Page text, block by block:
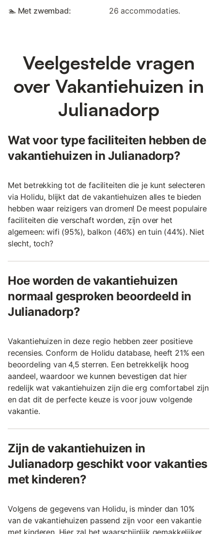
🏊 Met zwembad: 26 accommodaties.
Veelgestelde vragen
over Vakantiehuizen in
Julianadorp
Wat voor type faciliteiten hebben de
vakantiehuizen in Julianadorp?
Met betrekking tot de faciliteiten die je kunt selecteren
via Holidu, blijkt dat de vakantiehuizen alles te bieden
hebben waar reizigers van dromen! De meest populaire
faciliteiten die verschaft worden, zijn over het
algemeen: wifi (95%), balkon (46%) en tuin (44%). Niet
slecht, toch?
Hoe worden de vakantiehuizen
normaal gesproken beoordeeld in
Julianadorp?
Vakantiehuizen in deze regio hebben zeer positieve
recensies. Conform de Holidu database, heeft 21% een
beoordeling van 4,5 sterren. Een betrekkelijk hoog
aandeel, waardoor we kunnen bevestigen dat hier
redelijk wat vakantiehuizen zijn die erg comfortabel zijn
en dat dit de perfecte keuze is voor jouw volgende
vakantie.
Zijn de vakantiehuizen in
Julianadorp geschikt voor vakanties
met kinderen?
Volgens de gegevens van Holidu, is minder dan 10%
van de vakantiehuizen passend zijn voor een vakantie
met kinderen. Hier zal het waarschijnlijk gemakkelijker